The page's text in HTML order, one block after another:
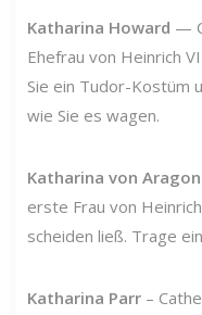
Katharina Howard —
Ehefrau von Heinrich
Sie ein Tudor-Kostüm
wie Sie es wagen.
Katharina von Aragon
erste Frau von
scheiden ließ. Trage
Katharina Parr –